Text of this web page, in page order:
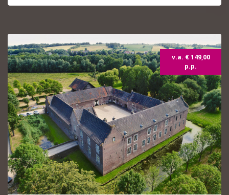
v.a. € 149,00
p.p.